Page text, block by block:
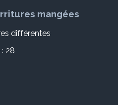
mangées
différentes
28